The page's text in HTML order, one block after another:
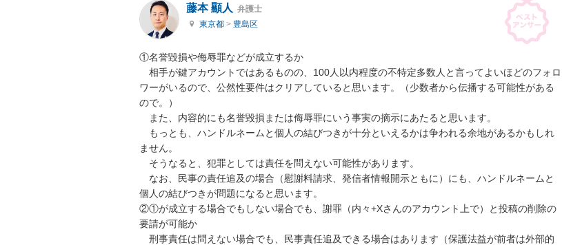
藤本 顯人 弁護士
東京都 > 豊島区
①名誉毀損や侮辱罪などが成立するか
相手が鍵アカウントではあるものの、100人以内程度の不特定多数人と言ってよいほどのフォロ
ワーがいるので、公然性要件はクリアしていると思います。（少数者から伝播する可能性がある
ので。）
また、内容的にも名誉毀損または侮辱罪にいう事実の摘示にあたると思います。
もっとも、ハンドルネームと個人の結びつきが十分といえるかは争われる余地があるかもしれ
ません。
そうなると、犯罪としては責任を問えない可能性があります。
なお、民事の責任追及の場合（慰謝料請求、発信者情報開示ともに）にも、ハンドルネームと
個人の結びつきが問題になると思います。
②①が成立する場合でもしない場合でも、謝罪（内々+Xさんのアカウント上で）と投稿の削除の
要請が可能か
刑事責任は問えない場合でも、民事責任追及できる場合はあります（保護法益が前者は外部的